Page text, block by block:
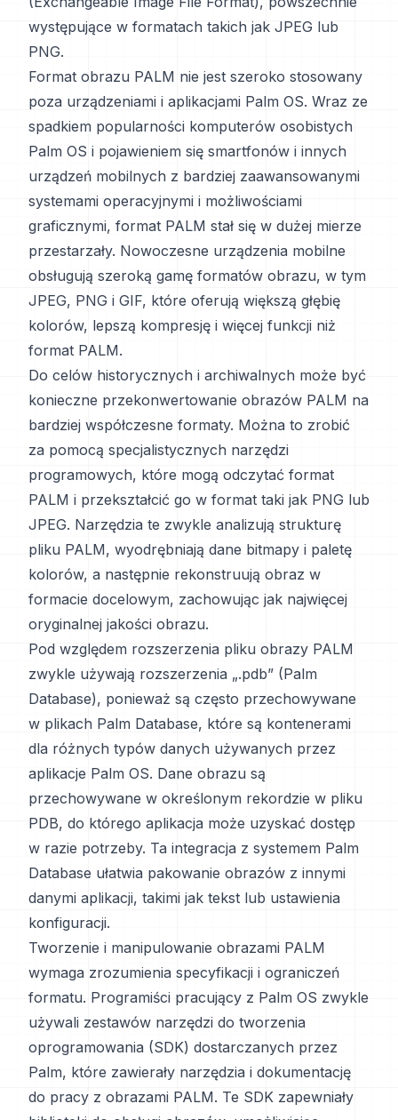
występujące w formatach takich jak JPEG lub
PNG.
Format obrazu PALM nie jest szeroko stosowany
poza urządzeniami i aplikacjami Palm OS. Wraz ze
spadkiem popularności komputerów osobistych
Palm OS i pojawieniem się smartfonów i innych
urządzeń mobilnych z bardziej zaawansowanymi
systemami operacyjnymi i możliwościami
graficznymi, format PALM stał się w dużej mierze
przestarzały. Nowoczesne urządzenia mobilne
obsługują szeroką gamę formatów obrazu, w tym
JPEG, PNG i GIF, które oferują większą głębię
kolorów, lepszą kompresję i więcej funkcji niż
format PALM.
Do celów historycznych i archiwalnych może być
konieczne przekonwertowanie obrazów PALM na
bardziej współczesne formaty. Można to zrobić
za pomocą specjalistycznych narzędzi
programowych, które mogą odczytać format
PALM i przekształcić go w format taki jak PNG lub
JPEG. Narzędzia te zwykle analizują strukturę
pliku PALM, wyodrębniają dane bitmapy i paletę
kolorów, a następnie rekonstruują obraz w
formacie docelowym, zachowując jak najwięcej
oryginalnej jakości obrazu.
Pod względem rozszerzenia pliku obrazy PALM
zwykle używają rozszerzenia „.pdb” (Palm
Database), ponieważ są często przechowywane
w plikach Palm Database, które są kontenerami
dla różnych typów danych używanych przez
aplikacje Palm OS. Dane obrazu są
przechowywane w określonym rekordzie w pliku
PDB, do którego aplikacja może uzyskać dostęp
w razie potrzeby. Ta integracja z systemem Palm
Database ułatwia pakowanie obrazów z innymi
danymi aplikacji, takimi jak tekst lub ustawienia
konfiguracji.
Tworzenie i manipulowanie obrazami PALM
wymaga zrozumienia specyfikacji i ograniczeń
formatu. Programiści pracujący z Palm OS zwykle
używali zestawów narzędzi do tworzenia
oprogramowania (SDK) dostarczanych przez
Palm, które zawierały narzędzia i dokumentację
do pracy z obrazami PALM. Te SDK zapewniały